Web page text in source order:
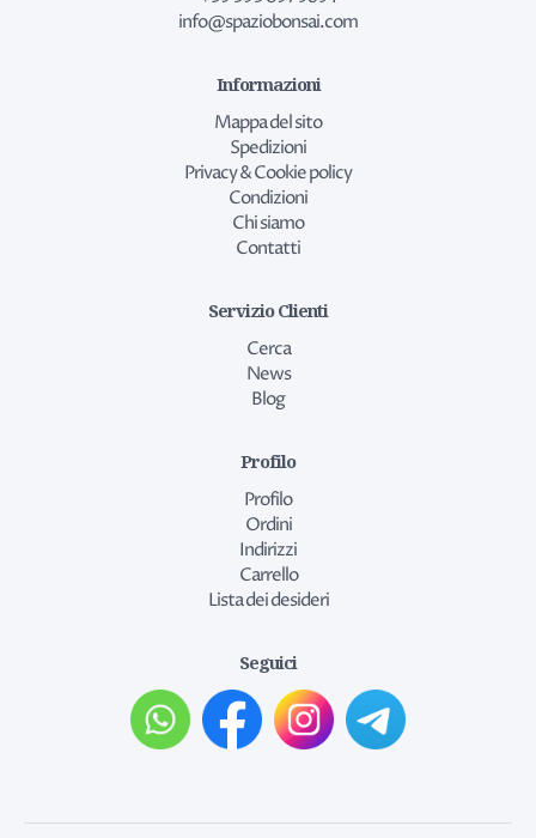
info@spaziobonsai.com
Informazioni
Mappa del sito
Spedizioni
Privacy & Cookie policy
Condizioni
Chi siamo
Contatti
Servizio Clienti
Cerca
News
Blog
Profilo
Profilo
Ordini
Indirizzi
Carrello
Lista dei desideri
Seguici